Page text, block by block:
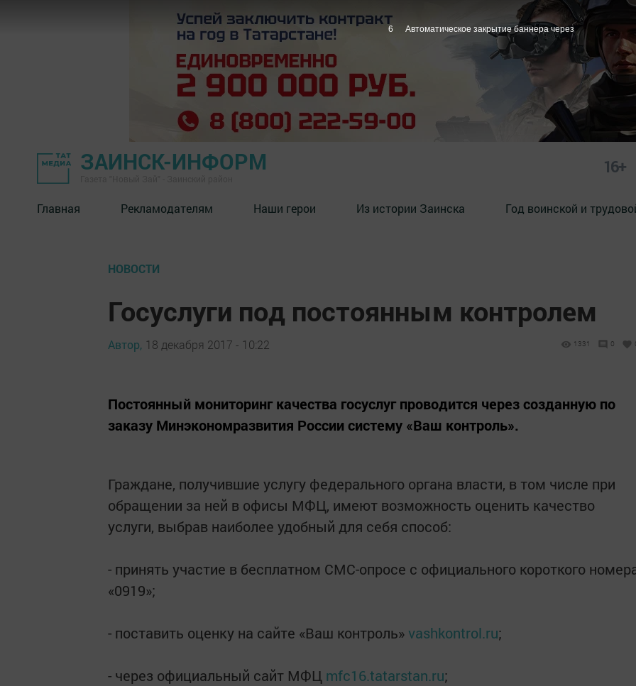
ЗАИНСК-ИНФОРМ 16+
Главная Рекламодателям Наши герои Из истории Заинска Год воинской и
НОВОСТИ
Госуслуги под постоянным контролем
Автор, 18 декабря 2017 - 10:22 1331 0
Постоянный мониторинг качества госуслуг проводится через созданную по
заказу Минэкономразвития России систему «Ваш контроль».
Граждане, получившие услугу федерального органа власти, в том числе при
обращении за ней в офисы МФЦ, имеют возможность оценить качество
услуги, выбрав наиболее удобный для себя способ:
- принять участие в бесплатном СМС-опросе с официального короткого
«0919»;
- поставить оценку на сайте «Ваш контроль» vashkontrol.ru;
- через официальный сайт МФЦ mfc16.tatarstan.ru;
5 Автоматическое закрытие баннера через